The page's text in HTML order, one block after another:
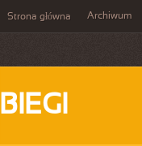
Strona główna Archiwum
BIEGI